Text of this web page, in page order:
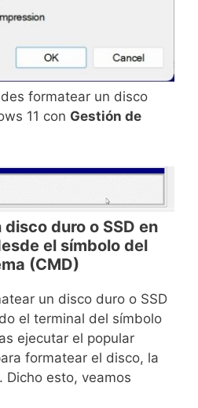
formatear un disco
11 con Gestión de
duro o SSD en
el símbolo del
(CMD)
un disco duro o SSD
el terminal del símbolo
ejecutar el popular
formatear el disco, la
Dicho esto, veamos